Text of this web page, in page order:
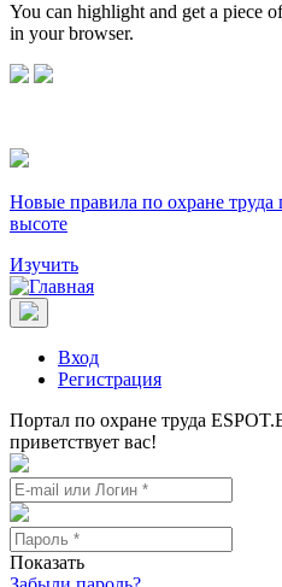
You can highlight and get a piece
in your browser.
Новые правила по охране
высоте
Изучить
Вход
Регистрация
Портал по охране труда
приветствует вас!
Показать